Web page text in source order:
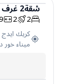
شقة
شقة2غرف
2
2
كريك ايدج
ميناء خور